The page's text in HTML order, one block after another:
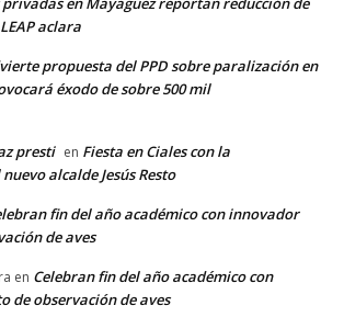
aclara
propuesta del PPD sobre paralización en
éxodo de sobre 500 mil
presti en Fiesta en Ciales con la
alcalde Jesús Resto
fin del año académico con innovador
de aves
en Celebran fin del año académico con
de observación de aves